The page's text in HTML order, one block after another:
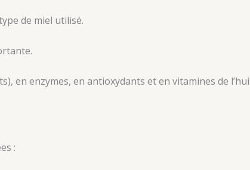
de miel utilisé.
en enzymes, en antioxydants et en vitamines de
: